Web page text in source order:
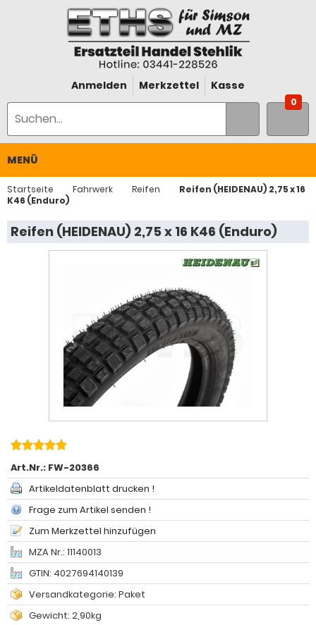
Anmelden Merkzettel Kasse
0
MENÜ
Startseite Fahrwerk Reifen
Reifen (HEIDENAU) 2,75 x 16
K46 (Enduro)
Reifen (HEIDENAU) 2,75 x 16 K46 (Enduro)
Art.Nr.: FW-20366
Artikeldatenblatt drucken !
Frage zum Artikel senden !
Zum Merkzettel hinzufügen
MZA Nr.: 11140013
GTIN: 4027694140139
Versandkategorie: Paket
Gewicht: 2,90kg